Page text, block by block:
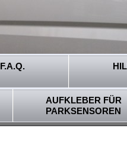
F.A.Q.
AUFKLEBER FÜR
PARKSENSOREN